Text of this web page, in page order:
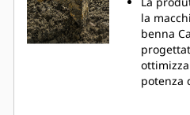
la
benna
potenza